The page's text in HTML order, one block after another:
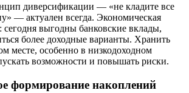
диверсификации — «не кладите все
— актуален всегда. Экономическая
сегодня выгодны банковские вклады,
более доходные варианты. Хранить
месте, особенно в низкодоходном
возможности и повышать риски.
формирование накоплений